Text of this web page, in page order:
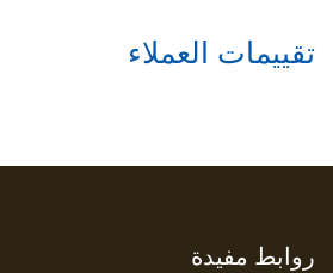
تقييمات العملاء
روابط مفيدة